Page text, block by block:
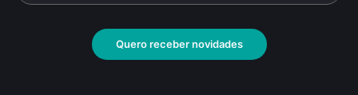
Quero receber novidades